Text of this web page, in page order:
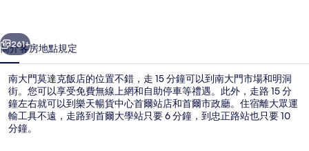
店
的
相
片
集
個 下一個
261+
簡介客房地點規定
南大門莫達克飯店的位置不錯，走 15 分鐘可以到南大門市場和明洞
街。您可以享受免費無線上網和自助停車等禮遇。此外，走路 15 分
鐘左右就可以到樂天暢貨中心首爾站店和首爾市政廳。住宿離大眾運
輸工具不遠，走路到首爾大學站只要 6 分鐘，到忠正路站也只要 10
分鐘。